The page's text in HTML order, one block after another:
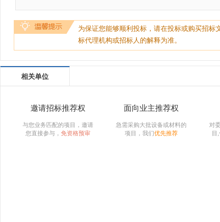
为保证您能够顺利投标，请在投标或购买招
标代理机构或招标人的解释为准。
相关单位
邀请招标推荐权
与您业务匹配的项目，邀请
您直接参与， 免资格预审
面向业主推荐权
急需采购大批设备或材料的
项目，我们优先推荐
对
目